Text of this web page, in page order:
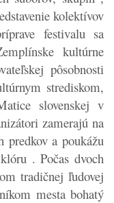
kolektívov
festivalu sa
kultúrne
pôsobnosti
strediskom,
slovenskej v
zamerajú na
predkov a poukážu
. Počas dvoch
tradičnej ľudovej
mesta bohatý